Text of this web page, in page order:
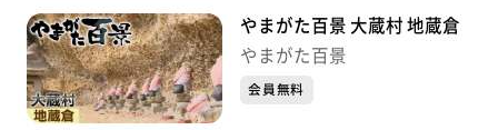
やまがた百景 大蔵村 地蔵倉
やまがた百景
会員無料